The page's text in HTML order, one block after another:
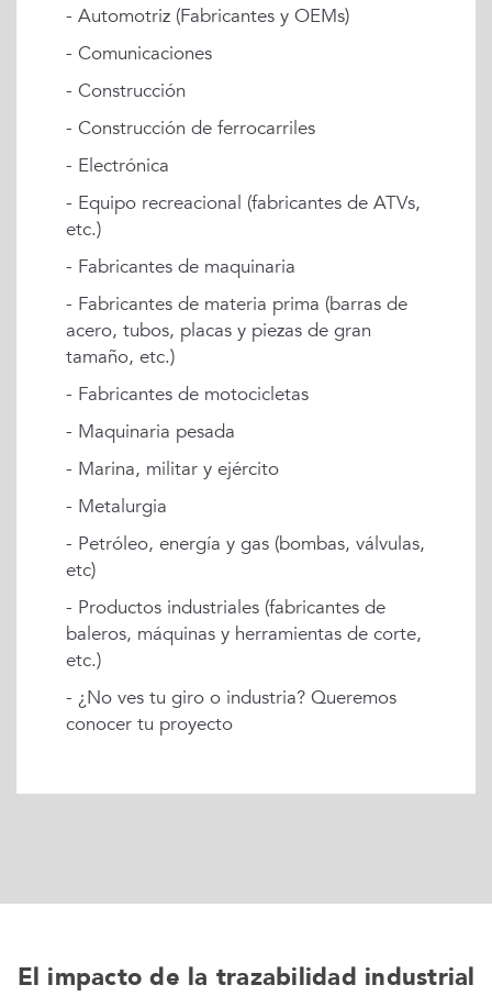
- Automotriz (Fabricantes y OEMs)
- Comunicaciones
- Construcción
- Construcción de ferrocarriles
- Electrónica
- Equipo recreacional (fabricantes de ATVs,
etc.)
- Fabricantes de maquinaria
- Fabricantes de materia prima (barras de
acero, tubos, placas y piezas de gran
tamaño, etc.)
- Fabricantes de motocicletas
- Maquinaria pesada
- Marina, militar y ejército
- Metalurgia
- Petróleo, energía y gas (bombas, válvulas,
etc)
- Productos industriales (fabricantes de
baleros, máquinas y herramientas de corte,
etc.)
- ¿No ves tu giro o industria? Queremos
conocer tu proyecto
El impacto de la trazabilidad industrial